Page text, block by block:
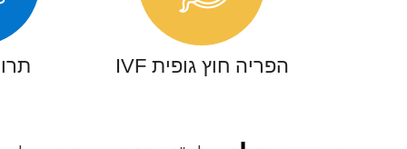
הפריה חוץ גופית IVF